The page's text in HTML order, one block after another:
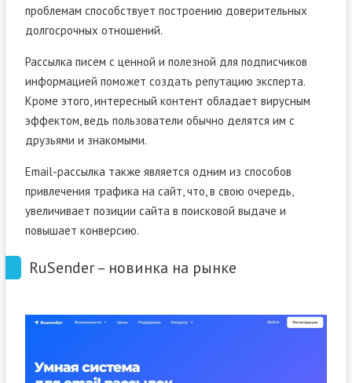
проблемам способствует построению доверительных
долгосрочных отношений.
Рассылка писем с ценной и полезной для подписчиков
информацией поможет создать репутацию эксперта.
Кроме этого, интересный контент обладает вирусным
эффектом, ведь пользователи обычно делятся им с
друзьями и знакомыми.
Email-рассылка также является одним из способов
привлечения трафика на сайт, что, в свою очередь,
увеличивает позиции сайта в поисковой выдаче и
повышает конверсию.
RuSender – новинка на рынке